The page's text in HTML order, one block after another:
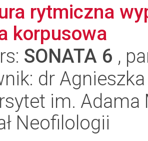
rytmiczna
korpusowa
SONATA 6 ,
dr
im.
Neofilologii